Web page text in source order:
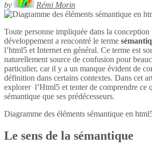
by Rémi Morin
Toute personne impliquée dans la conception
développement a rencontré le terme
l’html5 et Internet en général. Ce terme est
naturellement source de confusion pour
particulier, car il y a un manque évident de
définition dans certains contextes. Dans cet
explorer l’Html5 et tenter de comprendre ce
sémantique que ses prédécesseurs.
Diagramme des éléments sémantique en
Le sens de la sémantique